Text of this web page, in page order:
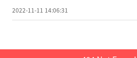
2022-11-11 14:06:31